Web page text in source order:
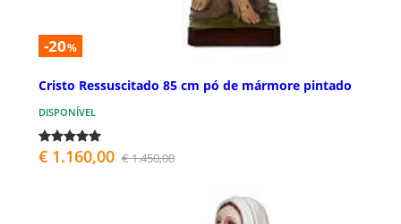
-20%
Cristo Ressuscitado 85 cm pó de mármore pintado
DISPONÍVEL
€ 1.160,00 € 1.450,00